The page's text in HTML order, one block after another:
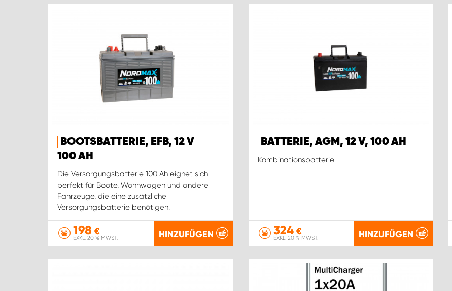
BOOTSBATTERIE, EFB, 12 V
100 AH
Die Versorgungsbatterie 100 Ah eignet sich
perfekt für Boote, Wohnwagen und andere
Fahrzeuge, die eine zusätzliche
Versorgungsbatterie benötigen.
198 €
EXKL. 20 % MWST. HINZUFÜGEN
BATTERIE, AGM, 12 V, 100 AH
Kombinationsbatterie
324€
EXKL. 20 % MWST. HINZUFÜGEN